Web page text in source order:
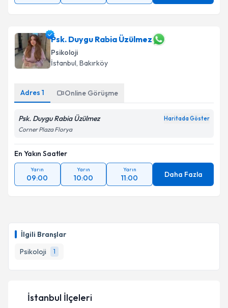
İlgili Branşlar
Psikoloji
1
Psk. Duygu Rabia Üzülmez
Psikoloji
İstanbul, Bakırköy
Adres 1 Online Görüşme
Psk. Duygu Rabia Üzülmez Haritada Göster
Corner Plaza Florya
En Yakın Saatler
Yarın
09:00
Yarın
10:00
Yarın
11:00 Daha Fazla
İstanbul İlçeleri